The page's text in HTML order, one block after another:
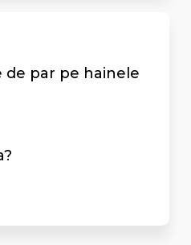
de par pe hainele